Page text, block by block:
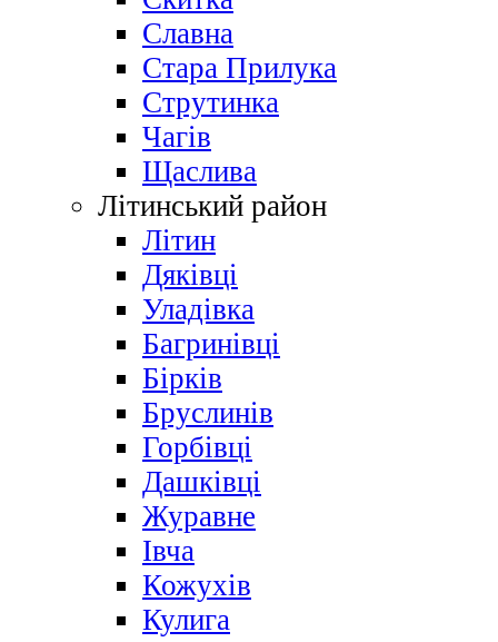
Славна
Стара Прилука
Струтинка
Чагів
Щаслива
Літинський район
Літин
Дяківці
Уладівка
Багринівці
Бірків
Бруслинів
Горбівці
Дашківці
Журавне
Івча
Кожухів
Кулига